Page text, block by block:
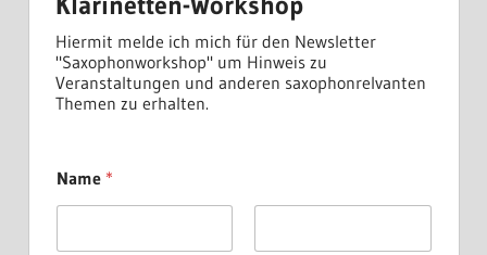
Hiermit melde ich mich für den Newsletter
"Saxophonworkshop" um Hinweis zu
Veranstaltungen und anderen saxophonrelvanten
Themen zu erhalten.
Name *